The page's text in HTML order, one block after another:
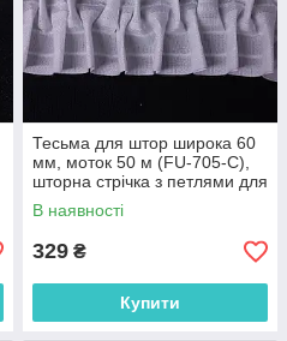
Тесьма для штор широка 60
мм, моток 50 м (FU-705-С),
шторна стрічка з петлями для
гачків
В наявності
329 ₴
Купити